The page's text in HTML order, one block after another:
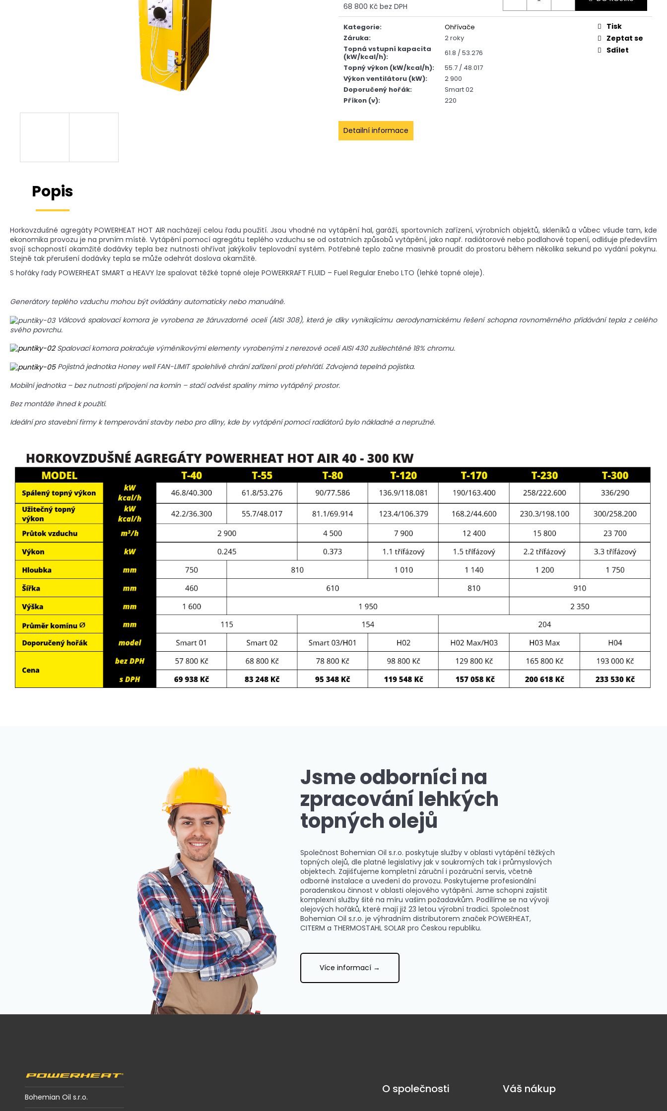
68 800 Kč bez DPH
Měrná
cena:
Kategorie:
Ohřívače
Záruka:
2 roky
Topná vstupní kapacita
(kW/kcal/h):
61.8 / 53.276
Topný výkon (kW/kcal/h):
55.7 / 48.017
Výkon ventilátoru (kW):
2 900
Doporučený hořák:
Smart 02
Příkon (v): 220
Tisk
Zeptat se
Sdílet
Detailní informace
Popis
Horkovzdušné agregáty POWERHEAT HOT AIR nacházejí celou řadu použití. Jsou vhodné na vytápění hal, garáží, sportovních zařízení, výrobních objektů, skleníků a vůbec všude tam, kde
ekonomika provozu je na prvním místě. Vytápění pomocí agregátu teplého vzduchu se od ostatních způsobů vytápění, jako např. radiátorové nebo podlahové topení, odlišuje především
svojí schopností okamžité dodávky tepla bez nutnosti ohřívat jakýkoliv teplovodní systém. Potřebné teplo začne masivně proudit do prostoru během několika sekund po vydání pokynu.
Stejně tak přerušení dodávky tepla se může odehrát doslova okamžitě.
S hořáky řady POWERHEAT SMART a HEAVY lze spalovat těžké topné oleje POWERKRAFT FLUID – Fuel Regular Enebo LTO (lehké topné oleje).
Generátory teplého vzduchu mohou být ovládány automaticky nebo manuálně.
Válcová spalovací komora je vyrobena ze žáruvzdorné oceli (AISI 308), která je díky vynikajícímu aerodynamickému řešení schopna rovnoměrného přidávání tepla z celého
svého povrchu.
Spalovací komora pokračuje výměníkovými elementy vyrobenými z nerezové oceli AISI 430 zušlechtěné 18% chromu.
Pojistná jednotka Honey well FAN-LIMIT spolehlivě chrání zařízení proti přehřátí. Zdvojená tepelná pojistka.
Mobilní jednotka – bez nutnosti připojení na komín – stačí odvést spaliny mimo vytápěný prostor.
Bez montáže ihned k použití.
Ideální pro stavební firmy k temperování stavby nebo pro dílny, kde by vytápění pomocí radiátorů bylo nákladné a nepružné.
POWERHEAT HEAVY H01
POWERHEAT SMART 01
50 699 Kč
Jsme odborníci na
zpracování lehkých
topných olejů
Společnost Bohemian Oil s.r.o. poskytuje služby v oblasti vytápění těžkých
topných olejů, dle platné legislativy jak v soukromých tak i průmyslových
objektech. Zajišťujeme kompletní záruční i pozáruční servis, včetně
odborné instalace a uvedení do provozu. Poskytujeme profesionální
poradenskou činnost v oblasti olejového vytápění. Jsme schopni zajistit
komplexní služby šité na míru vašim požadavkům. Podílíme se na vývoji
olejových hořáků, které mají již 23 letou výrobní tradici. Společnost
Bohemian Oil s.r.o. je výhradním distributorem značek POWERHEAT,
CITERM a THERMOSTAHL SOLAR pro Českou republiku.
Více informací →
Z
Bohemian Oil s.r.o.
O společnosti Váš nákup